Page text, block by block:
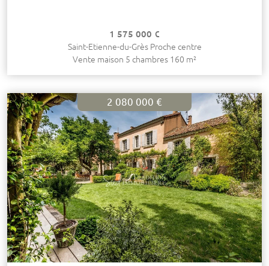
1 575 000 €
Saint-Etienne-du-Grès Proche centre
Vente maison 5 chambres 160 m²
2 080 000 €